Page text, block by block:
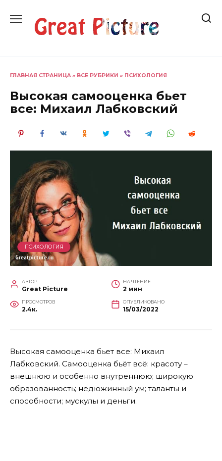
содержанию
ГЛАВНАЯ СТРАНИЦА » ВСЕ РУБРИКИ » ПСИХОЛОГИЯ
Высокая самооценка бьет
все: Михаил Лабковский
ПСИХОЛОГИЯ
АВТОР
Great Picture
НА ЧТЕНИЕ
2 мин
ПРОСМОТРОВ
2.4к.
ОПУБЛИКОВАНО
15/03/2022
Высокая самооценка бьет все: Михаил
Лабковский. Самооценка бьёт всё: красоту –
внешнюю и особенно внутреннюю; широкую
образованность; недюжинный ум; таланты и
способности; мускулы и деньги.